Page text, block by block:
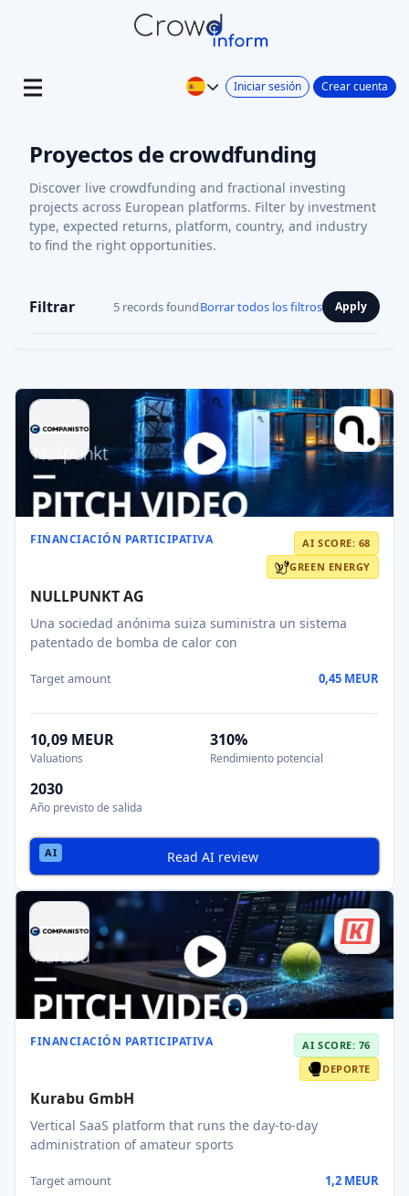
Iniciar sesión Crear cuenta
Proyectos de crowdfunding
Discover live crowdfunding and fractional investing
projects across European platforms. Filter by investment
type, expected returns, platform, country, and industry
to find the right opportunities.
Filtrar 5 records foundBorrar todos los filtros Apply
FINANCIACIÓN PARTICIPATIVA
AI SCORE: 68
GREEN ENERGY
NULLPUNKT AG
Una sociedad anónima suiza suministra un sistema
patentado de bomba de calor con
Target amount 0,45 MEUR
10,09 MEUR
Valuations
310%
Rendimiento potencial
2030
Año previsto de salida
Read AI review
FINANCIACIÓN PARTICIPATIVA
AI SCORE: 76
DEPORTE
Kurabu GmbH
Vertical SaaS platform that runs the day-to-day
administration of amateur sports
Target amount 1,2 MEUR